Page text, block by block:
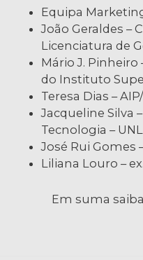
Equipa
João Geraldes –
Licenciatura de
Mário J.
do Instituto
Teresa Dias –
Jacqueline Silva
Tecnologia – UNL
José Rui Gomes
Liliana Louro –
Em suma